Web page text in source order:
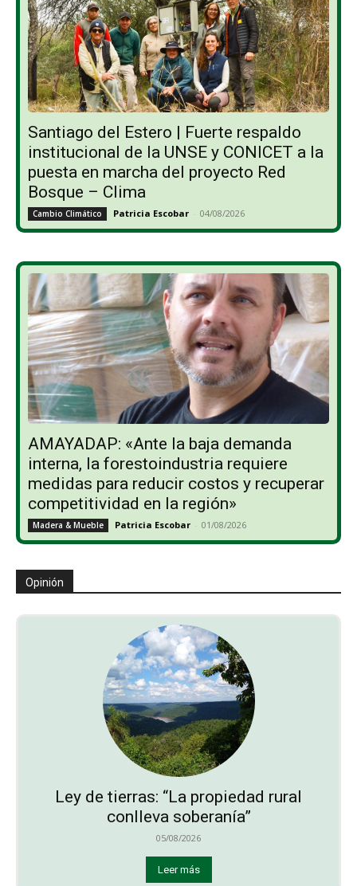
Santiago del Estero | Fuerte respaldo
institucional de la UNSE y CONICET a la
puesta en marcha del proyecto Red
Bosque – Clima
Cambio Climático Patricia Escobar - 04/08/2026
AMAYADAP: «Ante la baja demanda
interna, la forestoindustria requiere
medidas para reducir costos y recuperar
competitividad en la región»
Madera & Mueble Patricia Escobar - 01/08/2026
Opinión
Ley de tierras: “La propiedad rural
conlleva soberanía”
05/08/2026
Leer más